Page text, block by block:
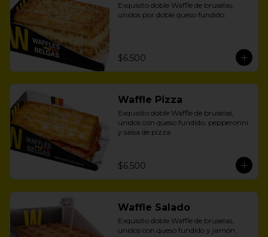
Exquisito doble Waffle de bruselas,
unidos por doble queso fundido.
$6.500
Waffle Pizza
Exquisito doble Waffle de bruselas,
unidos con queso fundido, pepperonni
y salsa de pizza.
$6.500
Waffle Salado
Exquisito doble Waffle de bruselas,
unidos con queso fundido y jamón.